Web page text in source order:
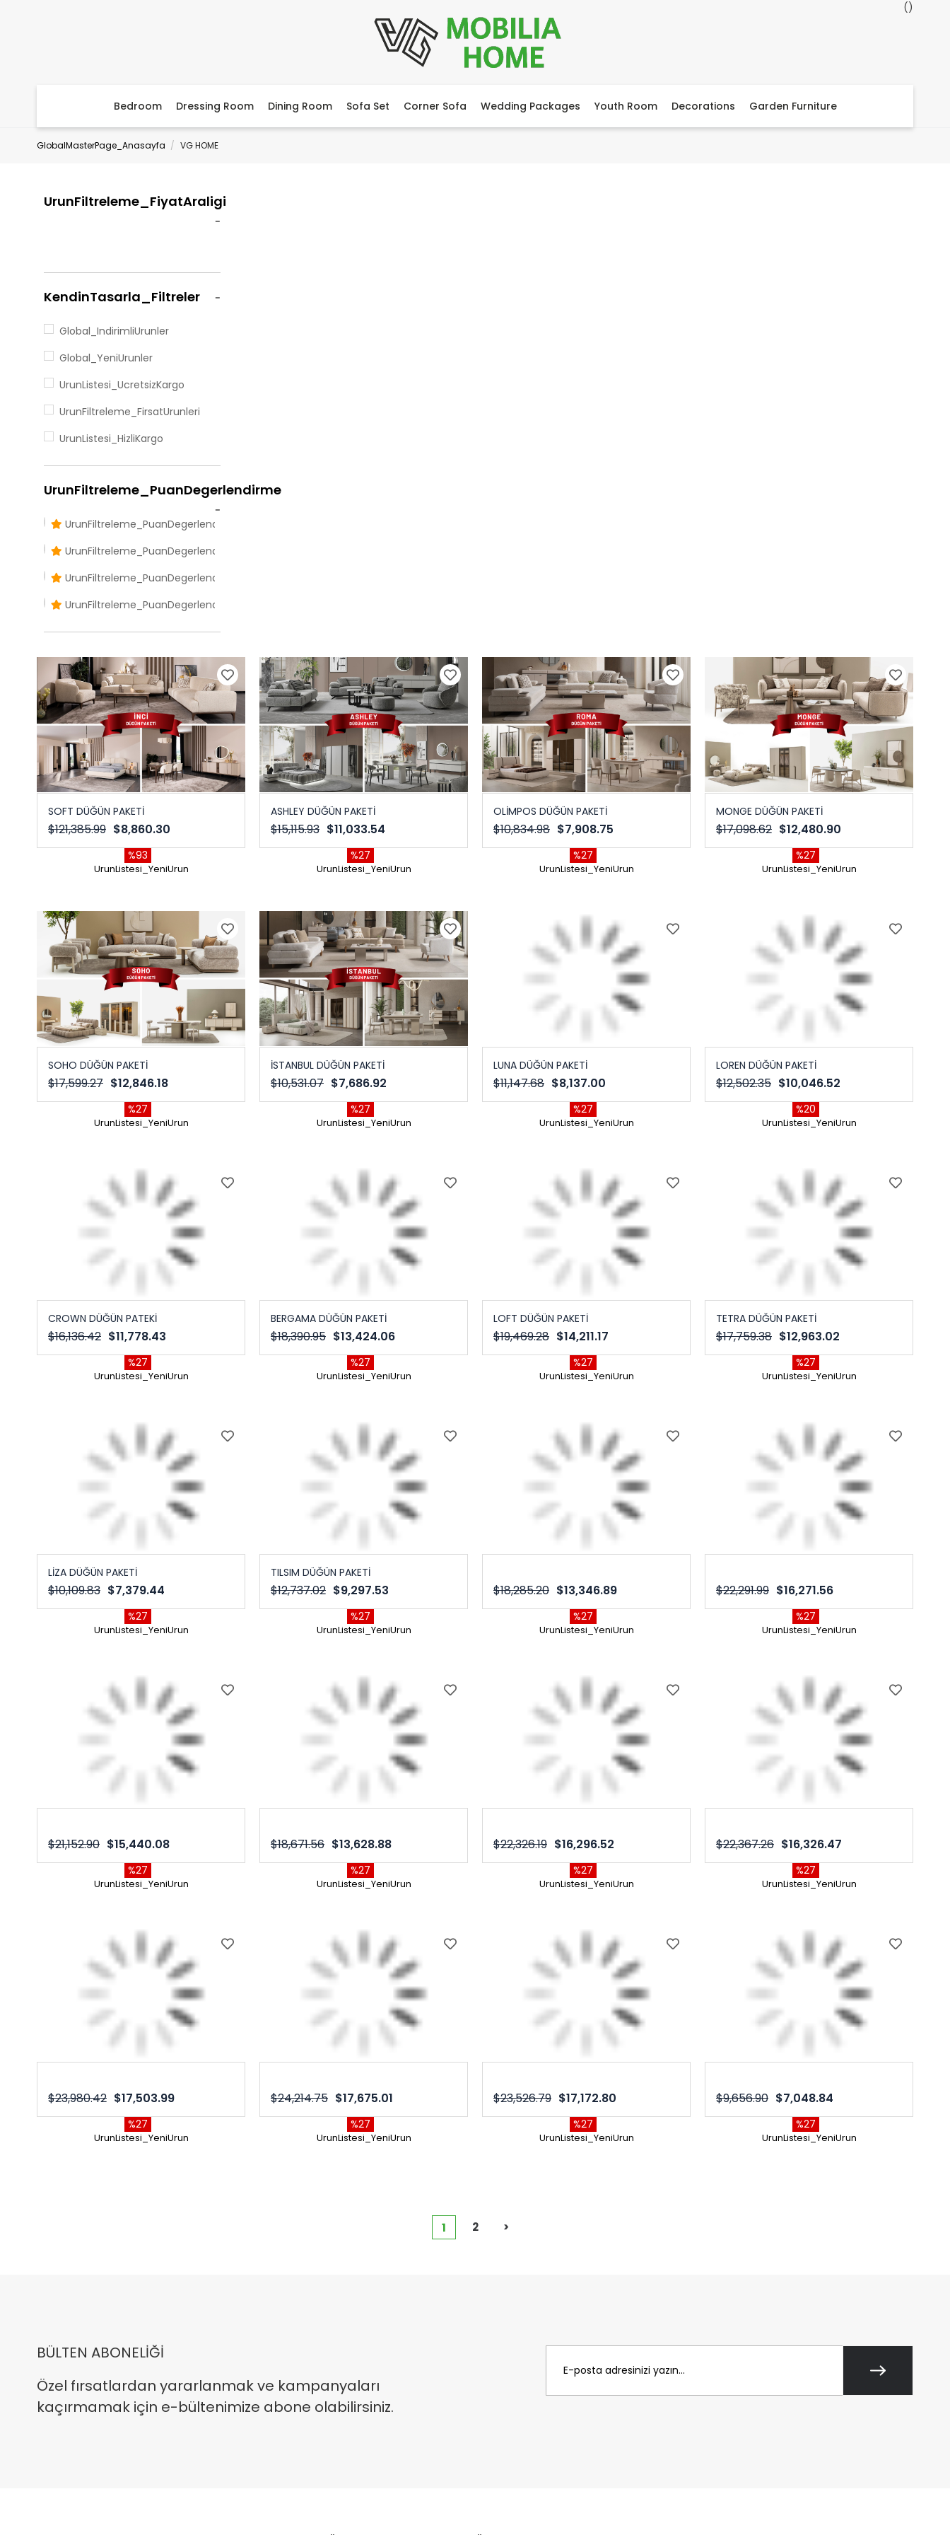
Bedroom Dressing Room Dining Room Sofa Set Corner Sofa Wedding Packages Youth Room Decorations Garden Furniture
GlobalMasterPage_Anasayfa VG HOME
UrunFiltreleme_FiyatAraligi
KendinTasarla_Filtreler
Global_IndirimliUrunler
Global_YeniUrunler
UrunListesi_UcretsizKargo
UrunFiltreleme_FirsatUrunleri
UrunListesi_HizliKargo
UrunFiltreleme_PuanDegerlendirme
UrunFiltreleme_PuanDegerlendirmeDortVeUzeri
UrunFiltreleme_PuanDegerlendirmeUcVeUzeri
UrunFiltreleme_PuanDegerlendirmeIkiVeUzeri
UrunFiltreleme_PuanDegerlendirmeBirVeUzeri
SOFT DÜĞÜN PAKETİ
$8,860.30
$121,385.99
%93
UrunListesi_YeniUrun
ASHLEY DÜĞÜN PAKETİ
$11,033.54
$15,115.93
%27
UrunListesi_YeniUrun
OLİMPOS DÜĞÜN PAKETİ
$7,908.75
$10,834.98
%27
UrunListesi_YeniUrun
MONGE DÜĞÜN PAKETİ
$12,480.90
$17,098.62
%27
UrunListesi_YeniUrun
SOHO DÜĞÜN PAKETİ
$12,846.18
$17,599.27
%27
UrunListesi_YeniUrun
İSTANBUL DÜĞÜN PAKETİ
$7,686.92
$10,531.07
%27
UrunListesi_YeniUrun
LUNA DÜĞÜN PAKETİ
$8,137.00
$11,147.68
%27
UrunListesi_YeniUrun
LOREN DÜĞÜN PAKETİ
$10,046.52
$12,502.35
%20
UrunListesi_YeniUrun
CROWN DÜĞÜN PATEKİ
$11,778.43
$16,136.42
%27
UrunListesi_YeniUrun
BERGAMA DÜĞÜN PAKETİ
$13,424.06
$18,390.95
%27
UrunListesi_YeniUrun
LOFT DÜĞÜN PAKETİ
$14,211.17
$19,469.28
%27
UrunListesi_YeniUrun
TETRA DÜĞÜN PAKETİ
$12,963.02
$17,759.38
%27
UrunListesi_YeniUrun
LİZA DÜĞÜN PAKETİ
$7,379.44
$10,109.83
%27
UrunListesi_YeniUrun
TILSIM DÜĞÜN PAKETİ
$9,297.53
$12,737.02
%27
UrunListesi_YeniUrun
$13,346.89
$18,285.20
%27
UrunListesi_YeniUrun
$16,271.56
$22,291.99
%27
UrunListesi_YeniUrun
$15,440.08
$21,152.90
%27
UrunListesi_YeniUrun
$13,628.88
$18,671.56
%27
UrunListesi_YeniUrun
$16,296.52
$22,326.19
%27
UrunListesi_YeniUrun
$16,326.47
$22,367.26
%27
UrunListesi_YeniUrun
$17,503.99
$23,980.42
%27
UrunListesi_YeniUrun
$17,675.01
$24,214.75
%27
UrunListesi_YeniUrun
$17,172.80
$23,526.79
%27
UrunListesi_YeniUrun
$7,048.84
$9,656.90
%27
UrunListesi_YeniUrun
1 2 >
BÜLTEN ABONELİĞİ
Özel fırsatlardan yararlanmak ve kampanyaları
kaçırmamak için e-bültenimize abone olabilirsiniz.